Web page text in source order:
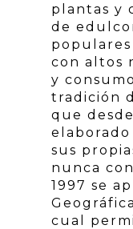
plantas y
de
con altos
y
tradición
que
sus
nunca
1997 se
cual